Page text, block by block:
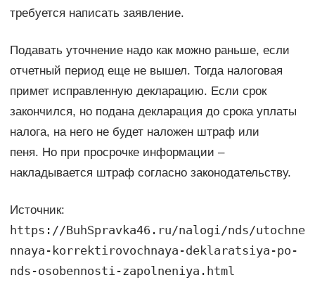
требуется написать заявление.
Подавать уточнение надо как можно раньше, если
отчетный период еще не вышел. Тогда налоговая
примет исправленную декларацию. Если срок
закончился, но подана декларация до срока уплаты
налога, на него не будет наложен штраф или
пеня. Но при просрочке информации –
накладывается штраф согласно законодательству.
Источник:
https://BuhSpravka46.ru/nalogi/nds/utochne
nnaya-korrektirovochnaya-deklaratsiya-po-
nds-osobennosti-zapolneniya.html